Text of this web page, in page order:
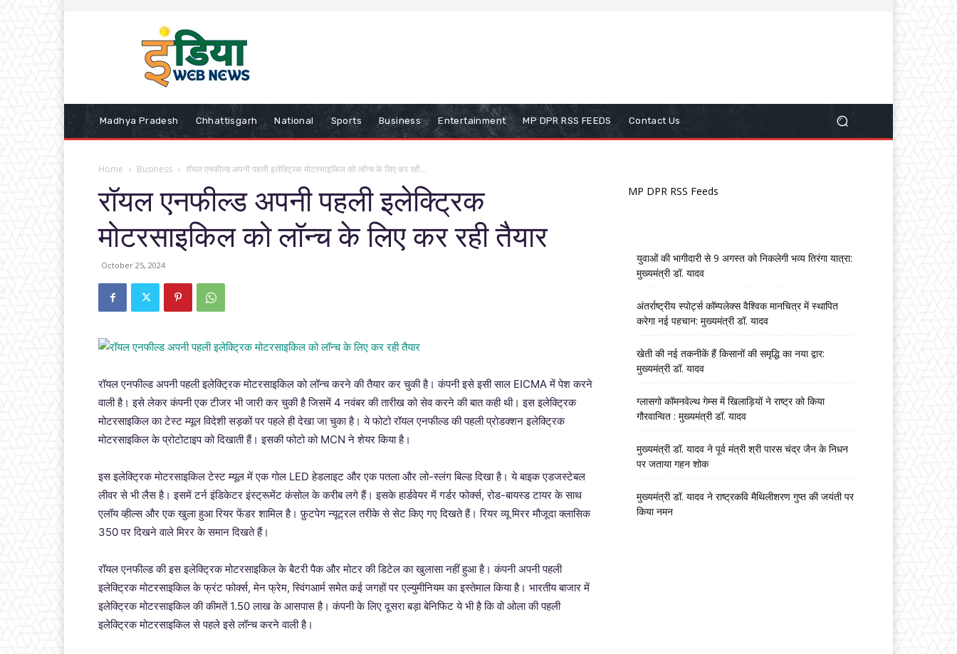
Madhya Pradesh Chhattisgarh National Sports Business Entertainment MP DPR RSS FEEDS Contact Us
Home Business रॉयल एनफील्ड अपनी पहली इलेक्ट्रिक मोटरसाइकिल को लॉन्च के लिए कर रही...
रॉयल एनफील्ड अपनी पहली इलेक्ट्रिक
मोटरसाइकिल को लॉन्च के लिए कर रही तैयार
October 25, 2024
रॉयल एनफील्ड अपनी पहली इलेक्ट्रिक मोटरसाइकिल को लॉन्च करने की तैयार कर चुकी है। कंपनी इसे इसी साल EICMA में पेश करने
वाली है। इसे लेकर कंपनी एक टीजर भी जारी कर चुकी है जिसमें 4 नवंबर की तारीख को सेव करने की बात कही थी। इस इलेक्ट्रिक
मोटरसाइकिल का टेस्ट म्यूल विदेशी सड़कों पर पहले ही देखा जा चुका है। ये फोटो रॉयल एनफील्ड की पहली प्रोडक्शन इलेक्ट्रिक
मोटरसाइकिल के प्रोटोटाइप को दिखाती हैं। इसकी फोटो को MCN ने शेयर किया है।
इस इलेक्ट्रिक मोटरसाइकिल टेस्ट म्यूल में एक गोल LED हेडलाइट और एक पतला और लो-स्लंग बिल्ड दिखा है। ये बाइक एडजस्टेबल
लीवर से भी लैस है। इसमें टर्न इंडिकेटर इंस्ट्रूमेंट कंसोल के करीब लगे हैं। इसके हार्डवेयर में गर्डर फोर्क्स, रोड-बायस्ड टायर के साथ
एलॉय व्हील्स और एक खुला हुआ रियर फेंडर शामिल है। फ़ुटपेग न्यूट्रल तरीके से सेट किए गए दिखते हैं। रियर व्यू मिरर मौजूदा क्लासिक
350 पर दिखने वाले मिरर के समान दिखते हैं।
रॉयल एनफील्ड की इस इलेक्ट्रिक मोटरसाइकिल के बैटरी पैक और मोटर की डिटेल का खुलासा नहीं हुआ है। कंपनी अपनी पहली
इलेक्ट्रिक मोटरसाइकिल के फ्रंट फोर्क्स, मेन फ्रेम, स्विंगआर्म समेत कई जगहों पर एल्युमीनियम का इस्तेमाल किया है। भारतीय बाजार में
इलेक्ट्रिक मोटरसाइकिल की कीमतें 1.50 लाख के आसपास है। कंपनी के लिए दूसरा बड़ा बेनिफिट ये भी है कि वो ओला की पहली
इलेक्ट्रिक मोटरसाइकिल से पहले इसे लॉन्च करने वाली है।
MP DPR RSS Feeds
युवाओं की भागीदारी से 9 अगस्त को निकलेगी भव्य तिरंगा यात्रा:
मुख्यमंत्री डॉ. यादव
अंतर्राष्ट्रीय स्पोर्ट्स कॉम्पलेक्स वैश्विक मानचित्र में स्थापित
करेगा नई पहचान: मुख्यमंत्री डॉ. यादव
खेती की नई तकनीकें हैं किसानों की समृद्धि का नया द्वार:
मुख्यमंत्री डॉ. यादव
ग्लासगो कॉमनवेल्थ गेम्स में खिलाड़ियों ने राष्ट्र को किया
गौरवान्वित : मुख्यमंत्री डॉ. यादव
मुख्यमंत्री डॉ. यादव ने पूर्व मंत्री श्री पारस चंद्र जैन के निधन
पर जताया गहन शोक
मुख्यमंत्री डॉ. यादव ने राष्ट्रकवि मैथिलीशरण गुप्त की जयंती पर
किया नमन